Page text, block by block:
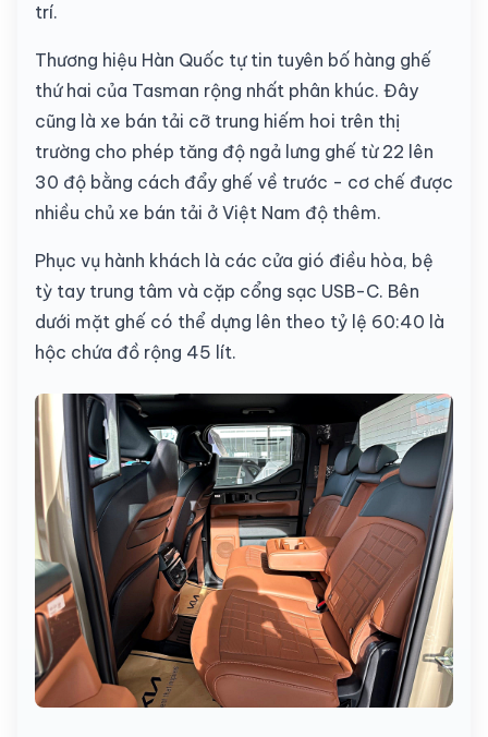
trí.
Thương hiệu Hàn Quốc tự tin tuyên bố hàng ghế
thứ hai của Tasman rộng nhất phân khúc. Đây
cũng là xe bán tải cỡ trung hiếm hoi trên thị
trường cho phép tăng độ ngả lưng ghế từ 22 lên
30 độ bằng cách đẩy ghế về trước - cơ chế được
nhiều chủ xe bán tải ở Việt Nam độ thêm.
Phục vụ hành khách là các cửa gió điều hòa, bệ
tỳ tay trung tâm và cặp cổng sạc USB-C. Bên
dưới mặt ghế có thể dựng lên theo tỷ lệ 60:40 là
hộc chứa đồ rộng 45 lít.